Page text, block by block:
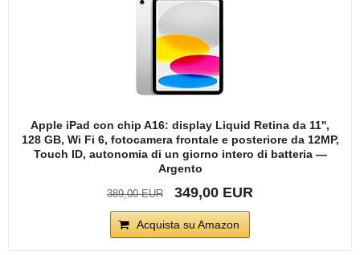
Apple iPad con chip A16: display Liquid Retina da 11'',
128 GB, Wi Fi 6, fotocamera frontale e posteriore da 12MP,
Touch ID, autonomia di un giorno intero di batteria —
Argento
389,00 EUR 349,00 EUR
Acquista su Amazon